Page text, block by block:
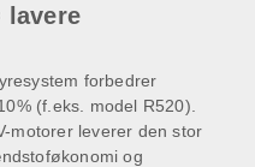
forbedrer
(f.eks. model R520).
motorer leverer den stor
og